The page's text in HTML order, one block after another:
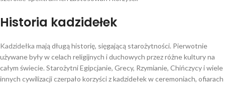
Historia kadzidełek
Kadzidełka mają długą historię, sięgającą starożytności. Pierwotnie
używane były w celach religijnych i duchowych przez różne kultury na
całym świecie. Starożytni Egipcjanie, Grecy, Rzymianie, Chińczycy i wiele
innych cywilizacji czerpało korzyści z kadzidełek w ceremoniach, ofiarach